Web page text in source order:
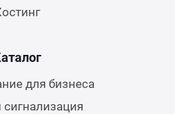
для бизнеса
сигнализация